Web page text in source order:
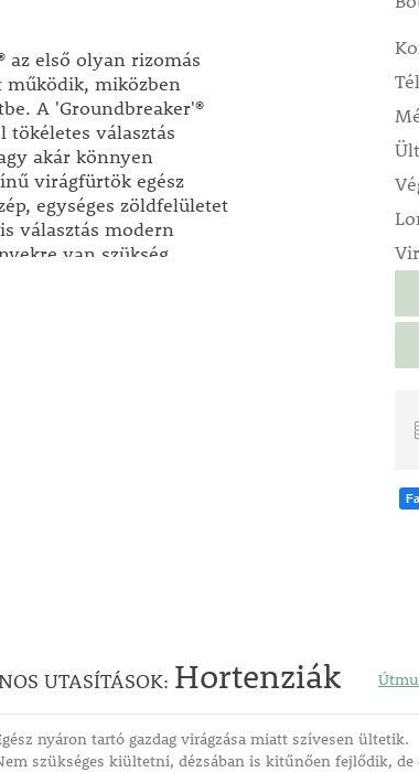
az első olyan rizomás
miközben
A 'Groundbreaker'®
tökéletes választás
akár könnyen
virágfürtök egész
egységes zöldfelületet
választás modern
van szükség.
szegélyekhez,
Az elegáns,
UTASÍTÁSOK: Hortenziák
nyáron tartó gazdag virágzása miatt szívesen ültetik.
szükséges kiültetni, dézsában is kitűnően fejlődik,